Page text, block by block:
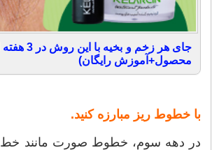
جای هر زخم
محصول+آموزش رایگان)
با خطوط ریز مبارزه کنید.
در دهه سوم، خطوط صورت مانند